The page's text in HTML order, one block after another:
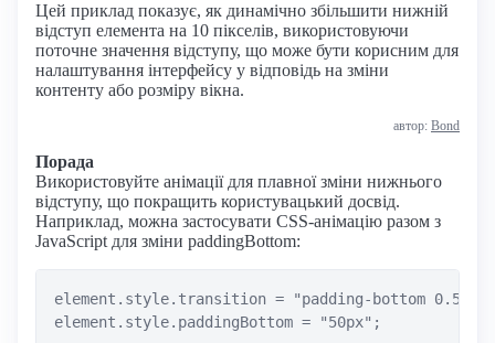
Цей приклад показує, як динамічно збільшити нижній
відступ елемента на 10 пікселів, використовуючи
поточне значення відступу, що може бути корисним для
налаштування інтерфейсу у відповідь на зміни
контенту або розміру вікна.
автор: Bond
Порада
Використовуйте анімації для плавної зміни нижнього
відступу, що покращить користувацький досвід.
Наприклад, можна застосувати CSS-анімацію разом з
JavaScript для зміни paddingBottom:
element.style.transition = "padding-bottom 0.5s